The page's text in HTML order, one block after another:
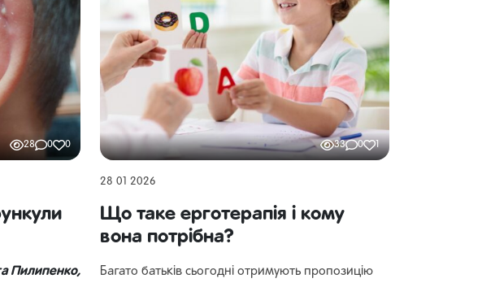
28 0 0
Пилипенко,
33 0 1
28 01 2026
Що таке ерготерапія і кому
вона потрібна?
Багато батьків сьогодні отримують пропозицію